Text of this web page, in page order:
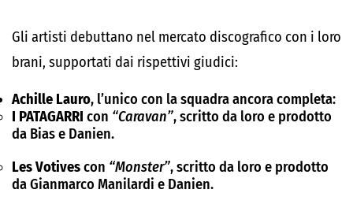
Gli artisti debuttano nel mercato discografico con i loro
brani, supportati dai rispettivi giudici:
Achille Lauro, l’unico con la squadra ancora completa:
I PATAGARRI con “Caravan”, scritto da loro e prodotto
da Bias e Danien.
Les Votivescon “Monster”, scritto da loro e prodotto
da Gianmarco Manilardi e Danien.